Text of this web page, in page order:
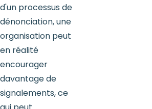
d'un processus de
dénonciation, une
organisation peut
en réalité
encourager
davantage de
signalements, ce